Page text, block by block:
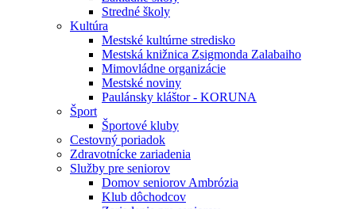
Stredné školy
Kultúra
Mestské kultúrne stredisko
Mestská knižnica Zsigmonda Zalabaiho
Mimovládne organizácie
Mestské noviny
Paulánsky kláštor - KORUNA
Šport
Športové kluby
Cestovný poriadok
Zdravotnícke zariadenia
Služby pre seniorov
Domov seniorov Ambrózia
Klub dôchodcov